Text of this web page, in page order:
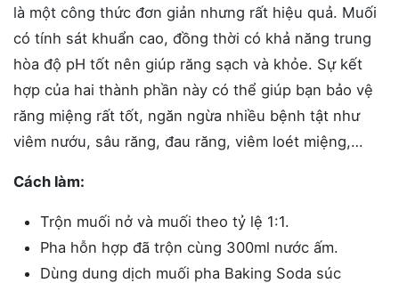
là một công thức đơn giản nhưng rất hiệu quả. Muối
có tính sát khuẩn cao, đồng thời có khả năng trung
hòa độ pH tốt nên giúp răng sạch và khỏe. Sự kết
hợp của hai thành phần này có thể giúp bạn bảo vệ
răng miệng rất tốt, ngăn ngừa nhiều bệnh tật như
viêm nướu, sâu răng, đau răng, viêm loét miệng,…
Cách làm:
Trộn muối nở và muối theo tỷ lệ 1:1.
Pha hỗn hợp đã trộn cùng 300ml nước ấm.
Dùng dung dịch muối pha Baking Soda súc